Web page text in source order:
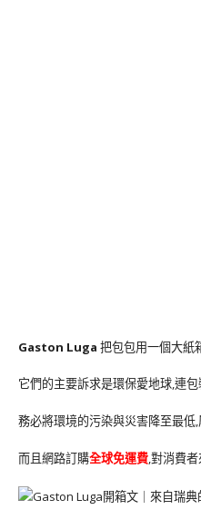
Gaston Luga 把包包用一個大紙
它們的主要訴求是環保愛地球,連
務必將環境的污染與災害降至最低
而且網路訂購全球免運費,對消費